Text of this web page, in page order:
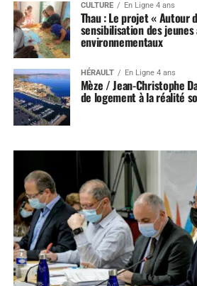
CULTURE En Ligne 4 ans
Thau : Le projet « Autour
sensibilisation des jeunes
environnementaux
HÉRAULT En Ligne 4 ans
Mèze / Jean-Christophe
de logement à la réalité